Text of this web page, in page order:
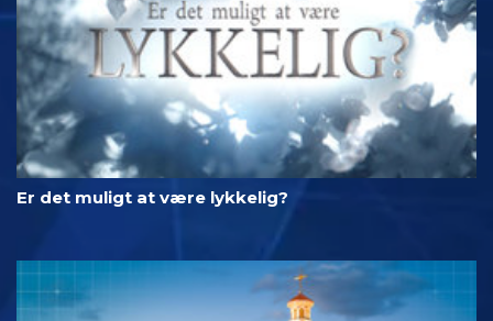
Er det muligt at være lykkelig?